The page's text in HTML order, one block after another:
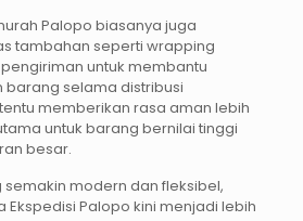
Palopo biasanya juga
tambahan seperti wrapping
untuk membantu
selama distribusi
memberikan rasa aman lebih
untuk barang bernilai tinggi
besar.
modern dan fleksibel,
Ekspedisi Palopo kini menjadi lebih